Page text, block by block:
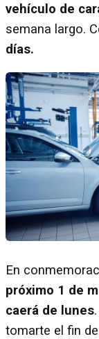
vehículo de
semana largo.
días.
En
próximo 1 de
caerá de lunes
tomarte el fin